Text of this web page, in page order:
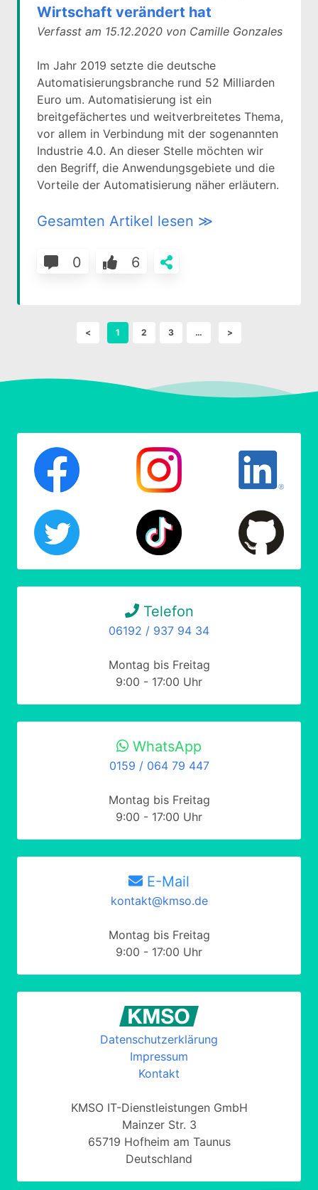
Wirtschaft verändert hat
Verfasst am 15.12.2020 von Camille Gonzales
Im Jahr 2019 setzte die deutsche
Automatisierungsbranche rund 52 Milliarden
Euro um. Automatisierung ist ein
breitgefächertes und weitverbreitetes Thema,
vor allem in Verbindung mit der sogenannten
Industrie 4.0. An dieser Stelle möchten wir
den Begriff, die Anwendungsgebiete und die
Vorteile der Automatisierung näher erläutern.
Gesamten Artikel lesen ≫
0 6
< 1 2 3 … >
Telefon
06192 / 937 94 34
Montag bis Freitag
9:00 - 17:00 Uhr
WhatsApp
0159 / 064 79 447
Montag bis Freitag
9:00 - 17:00 Uhr
E-Mail
kontakt@kmso.de
Montag bis Freitag
9:00 - 17:00 Uhr
Datenschutzerklärung
Impressum
Kontakt
KMSO IT-Dienstleistungen GmbH
Mainzer Str. 3
65719 Hofheim am Taunus
Deutschland